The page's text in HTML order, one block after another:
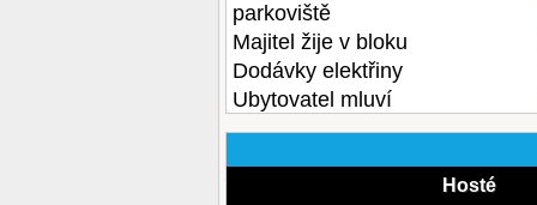
parkoviště
Majitel žije v bloku
Dodávky elektřiny
Ubytovatel mluví
Hosté